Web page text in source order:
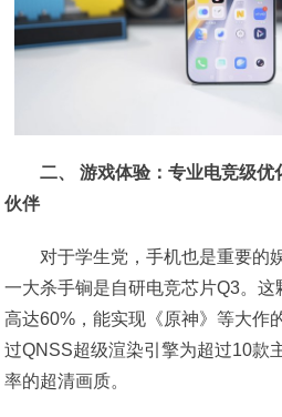
二、 游戏体验：专业电竞级优
伙伴
对于学生党，手机也是重要的
一大杀手锏是自研电竞芯片Q3。
高达60%，能实现《原神》等大作
过QNSS超级渲染引擎为超过10款
率的超清画质。